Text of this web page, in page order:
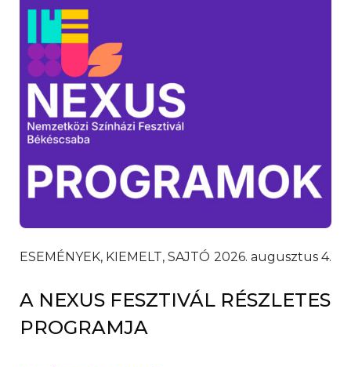
ESEMÉNYEK, KIEMELT, SAJTÓ 2026. augusztus 4.
A NEXUS FESZTIVÁL RÉSZLETES
PROGRAMJA